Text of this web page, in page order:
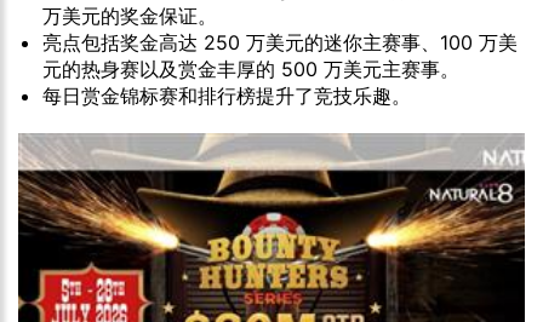
万美元的奖金保证。
亮点包括奖金高达 250 万美元的迷你主赛事、100 万美
元的热身赛以及赏金丰厚的 500 万美元主赛事。
每日赏金锦标赛和排行榜提升了竞技乐趣。